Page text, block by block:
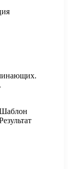
Шаблон